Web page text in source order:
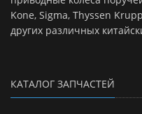
Kone, Sigma, Thyssen
других различных
КАТАЛОГ ЗАПЧАСТЕЙ